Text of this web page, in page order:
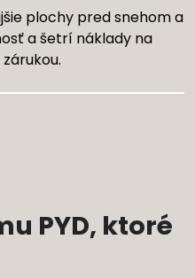
plochy pred snehom a
a šetrí náklady na
PYD, ktoré